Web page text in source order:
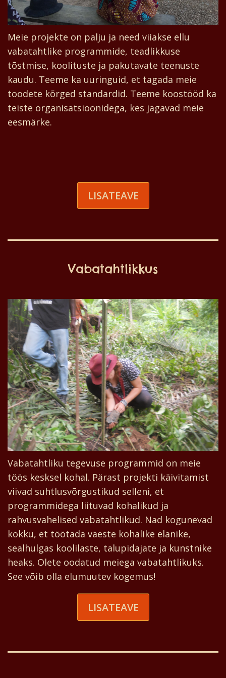
Meie projekte on palju ja need viiakse ellu
vabatahtlike programmide, teadlikkuse
tõstmise, koolituste ja pakutavate teenuste
kaudu. Teeme ka uuringuid, et tagada meie
toodete kõrged standardid. Teeme koostööd ka
teiste organisatsioonidega, kes jagavad meie
eesmärke.
LISATEAVE
Vabatahtlikkus
Vabatahtliku tegevuse programmid on meie
töös kesksel kohal. Pärast projekti käivitamist
viivad suhtlusvõrgustikud selleni, et
programmidega liituvad kohalikud ja
rahvusvahelised vabatahtlikud. Nad kogunevad
kokku, et töötada vaeste kohalike elanike,
sealhulgas koolilaste, talupidajate ja kunstnike
heaks. Olete oodatud meiega vabatahtlikuks.
See võib olla elumuutev kogemus!
LISATEAVE